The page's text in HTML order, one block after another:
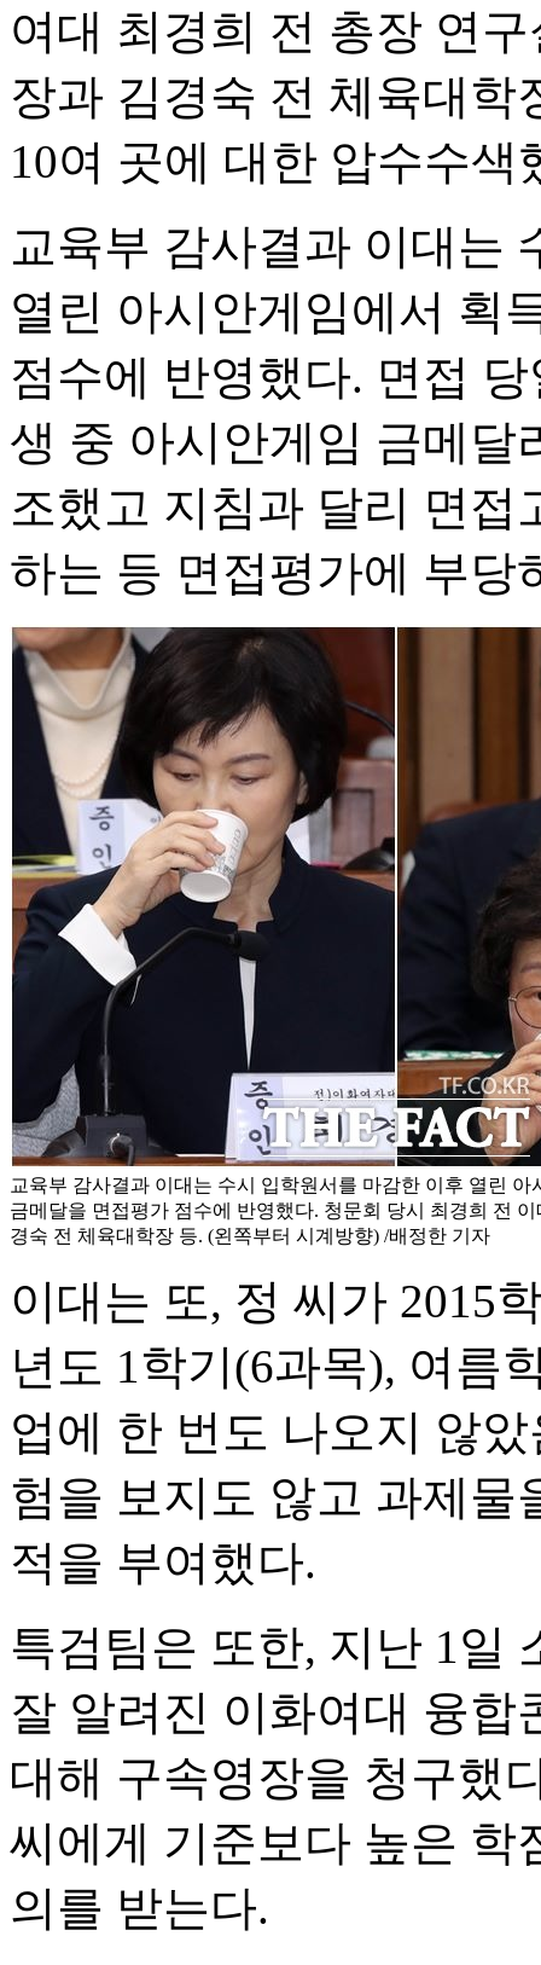
여대 최경희 전 총장 연
장과 김경숙 전 체육대학
10여 곳에 대한 압수수색
교육부 감사결과 이대는
열린 아시안게임에서 획
점수에 반영했다. 면접
생 중 아시안게임 금메달
조했고 지침과 달리 면접
하는 등 면접평가에 부당
교육부 감사결과 이대는 수시 입학원서를 마감한 이후 열린
금메달을 면접평가 점수에 반영했다. 청문회 당시 최경희 전
경숙 전 체육대학장 등. (왼쪽부터 시계방향) /배정한 기자
이대는 또, 정 씨가 2015
년도 1학기(6과목), 여름
업에 한 번도 나오지 않
험을 보지도 않고 과제물
적을 부여했다.
특검팀은 또한, 지난 1일
잘 알려진 이화여대 융
대해 구속영장을 청구했
씨에게 기준보다 높은 학
의를 받는다.